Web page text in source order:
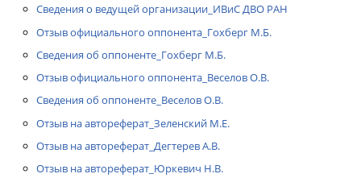
Сведения о ведущей организации_ИВиС ДВО РАН
Отзыв официального оппонента_Гохберг М.Б.
Сведения об оппоненте_Гохберг М.Б.
Отзыв официального оппонента_Веселов О.В.
Сведения об оппоненте_Веселов О.В.
Отзыв на автореферат_Зеленский М.Е.
Отзыв на автореферат_Дегтерев А.В.
Отзыв на автореферат_Юркевич Н.В.